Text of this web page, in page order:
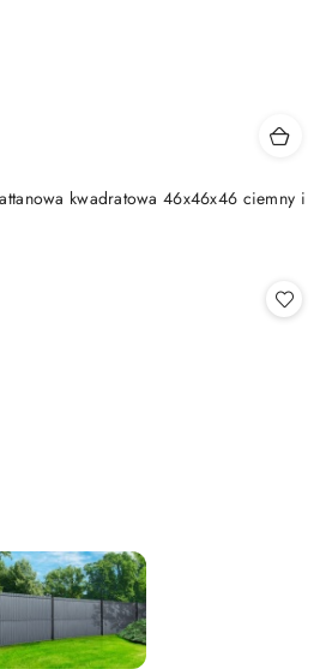
kwadratowa 46x46x46 ciemny i